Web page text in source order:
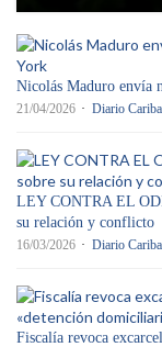
Nicolás Maduro envía
21/04/2026 Diario
LEY CONTRA EL
su relación y conflicto
16/03/2026 Diario
Fiscalía revoca